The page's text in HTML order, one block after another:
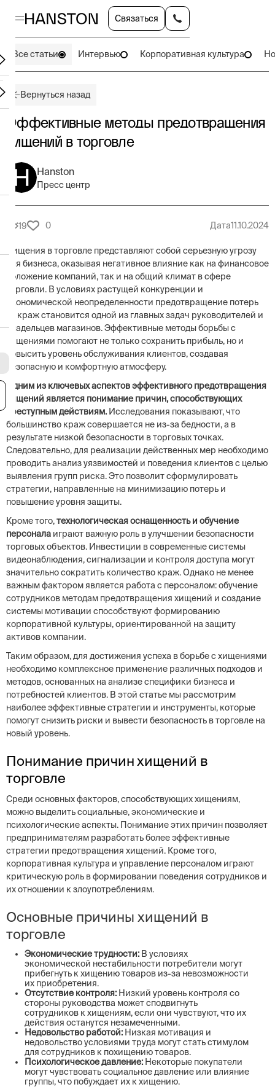
Связаться
Все статьи Интервью Корпоративная культура
Вернуться назад
Эффективные методы предотвращения
хищений в торговле
Hanston
Пресс центр
19 0 Дата11.10.2024
Хищения в торговле представляют собой серьезную угрозу
для бизнеса, оказывая негативное влияние как на финансовое
положение компаний, так и на общий климат в сфере
торговли. В условиях растущей конкуренции и
экономической неопределенности предотвращение потерь
от краж становится одной из главных задач руководителей и
владельцев магазинов. Эффективные методы борьбы с
хищениями помогают не только сохранить прибыль, но и
повысить уровень обслуживания клиентов, создавая
безопасную и комфортную атмосферу.
Одним из ключевых аспектов эффективного предотвращения
хищений является понимание причин, способствующих
преступным действиям. Исследования показывают, что
большинство краж совершается не из-за бедности, а в
результате низкой безопасности в торговых точках.
Следовательно, для реализации действенных мер необходимо
проводить анализ уязвимостей и поведения клиентов с целью
выявления групп риска. Это позволит сформулировать
стратегии, направленные на минимизацию потерь и
повышение уровня защиты.
Кроме того,технологическая оснащенность и обучение
персонала играют важную роль в улучшении безопасности
торговых объектов. Инвестиции в современные системы
видеонаблюдения, сигнализации и контроля доступа могут
значительно сократить количество краж. Однако не менее
важным фактором является работа с персоналом: обучение
сотрудников методам предотвращения хищений и создание
системы мотивации способствуют формированию
корпоративной культуры, ориентированной на защиту
активов компании.
Таким образом, для достижения успеха в борьбе с хищениями
необходимо комплексное применение различных подходов и
методов, основанных на анализе специфики бизнеса и
потребностей клиентов. В этой статье мы рассмотрим
наиболее эффективные стратегии и инструменты, которые
помогут снизить риски и вывести безопасность в торговле на
новый уровень.
Понимание причин хищений в
торговле
Среди основных факторов, способствующих хищениям,
можно выделить социальные, экономические и
психологические аспекты. Понимание этих причин позволяет
предпринимателям разработать более эффективные
стратегии предотвращения хищений. Кроме того,
корпоративная культура и управление персоналом играют
критическую роль в формировании поведения сотрудников и
их отношении к злоупотреблениям.
Основные причины хищений в
торговле
Экономические трудности: В условиях
экономической нестабильности потребители могут
прибегнуть к хищению товаров из-за невозможности
их приобретения.
Отсутствие контроля: Низкий уровень контроля со
стороны руководства может сподвигнуть
сотрудников к хищениям, если они чувствуют, что их
действия останутся незамеченными.
Недовольство работой: Низкая мотивация и
недовольство условиями труда могут стать стимулом
для сотрудников к похищению товаров.
Психологическое давление: Некоторые покупатели
могут чувствовать социальное давление или влияние
группы, что побуждает их к хищению.